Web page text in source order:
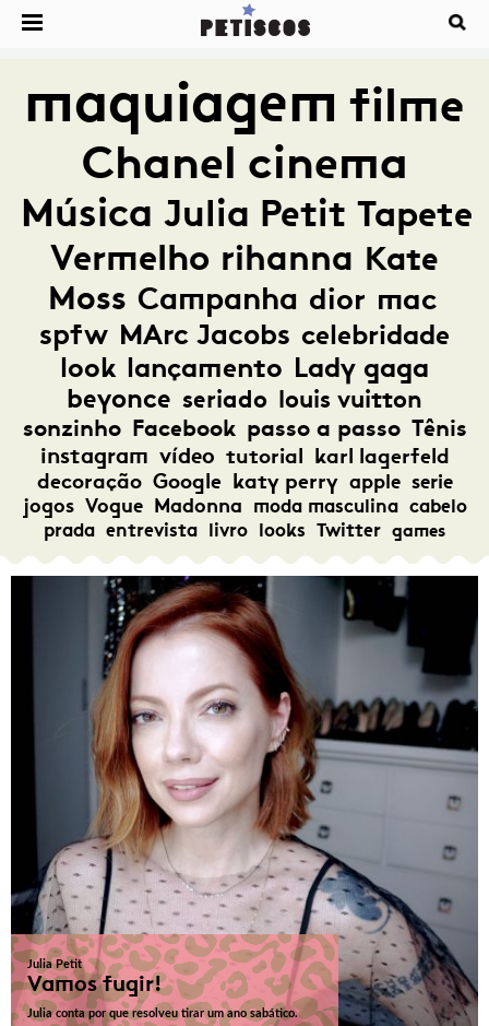
maquiagem filme
Chanel cinema
Música Julia Petit Tapete
Vermelho rihanna Kate
Moss Campanha dior mac
spfw MArc Jacobs celebridade
look lançamento Lady gaga
beyonce seriado louis vuitton
sonzinho Facebook passo a passo Tênis
instagram vídeo tutorial karl lagerfeld
decoração Google katy perry apple serie
jogos Vogue Madonna moda masculina cabelo
prada entrevista livro looks Twitter games
Julia Petit
Vamos fugir!
Julia conta por que resolveu tirar um ano sabático.